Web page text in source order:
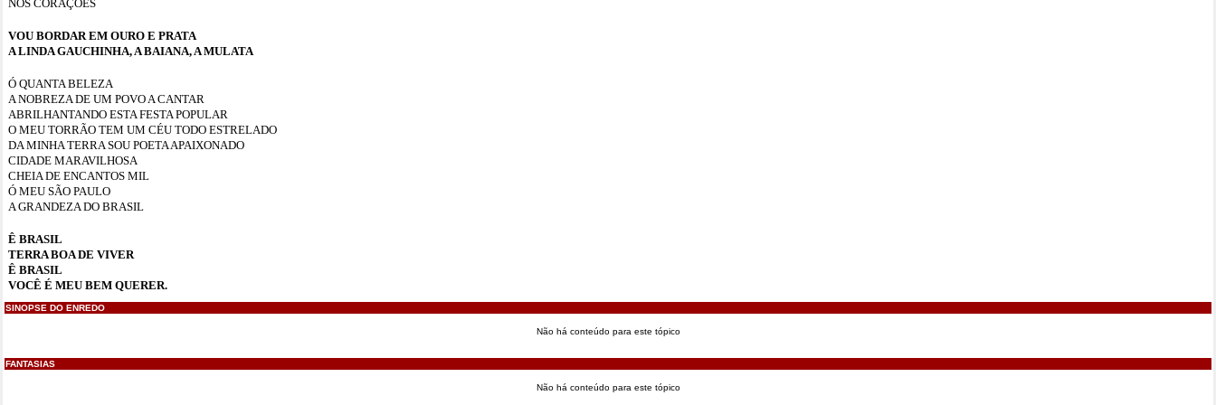
NOS CORAÇÕES
VOU BORDAR EM OURO E PRATA
A LINDA GAUCHINHA, A BAIANA, A MULATA
Ó QUANTA BELEZA
A NOBREZA DE UM POVO A CANTAR
ABRILHANTANDO ESTA FESTA POPULAR
O MEU TORRÃO TEM UM CÉU TODO ESTRELADO
DA MINHA TERRA SOU POETA APAIXONADO
CIDADE MARAVILHOSA
CHEIA DE ENCANTOS MIL
Ó MEU SÃO PAULO
A GRANDEZA DO BRASIL
Ê BRASIL
TERRA BOA DE VIVER
Ê BRASIL
VOCÊ É MEU BEM QUERER.
SINOPSE DO ENREDO
Não há conteúdo para este tópico
FANTASIAS
Não há conteúdo para este tópico